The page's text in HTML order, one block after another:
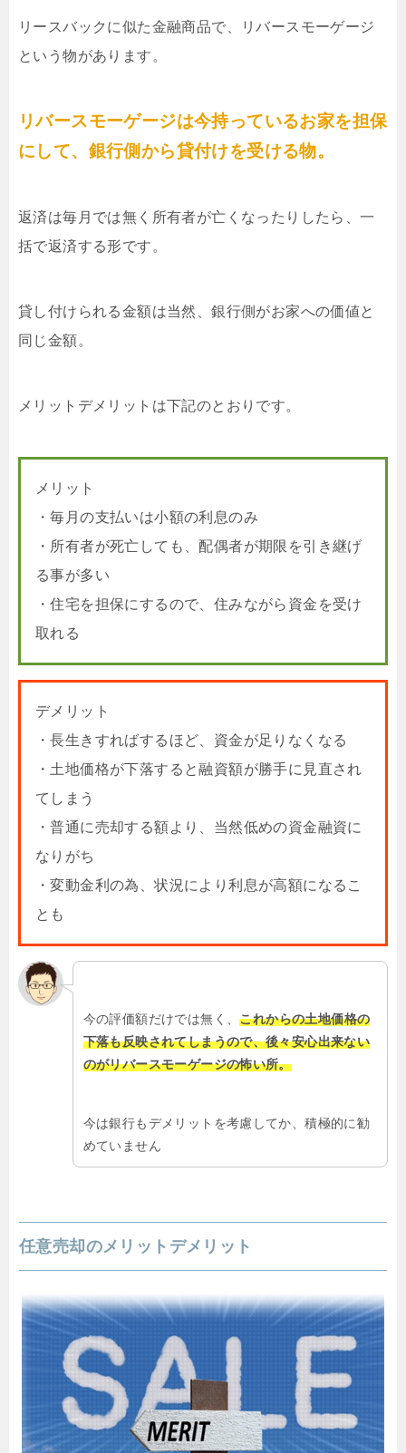
リースバックに似た金融商品で、リバースモーゲージ
という物があります。
リバースモーゲージは今持っているお家を担保
にして、銀行側から貸付けを受ける物。
返済は毎月では無く所有者が亡くなったりしたら、一
括で返済する形です。
貸し付けられる金額は当然、銀行側がお家への価値と
同じ金額。
メリットデメリットは下記のとおりです。
メリット
・毎月の支払いは小額の利息のみ
・所有者が死亡しても、配偶者が期限を引き継げ
る事が多い
・住宅を担保にするので、住みながら資金を受け
取れる
デメリット
・長生きすればするほど、資金が足りなくなる
・土地価格が下落すると融資額が勝手に見直され
てしまう
・普通に売却する額より、当然低めの資金融資に
なりがち
・変動金利の為、状況により利息が高額になるこ
とも
今の評価額だけでは無く、これからの土地価格の
下落も反映されてしまうので、後々安心出来ない
のがリバースモーゲージの怖い所。
今は銀行もデメリットを考慮してか、積極的に勧
めていません
任意売却のメリットデメリット